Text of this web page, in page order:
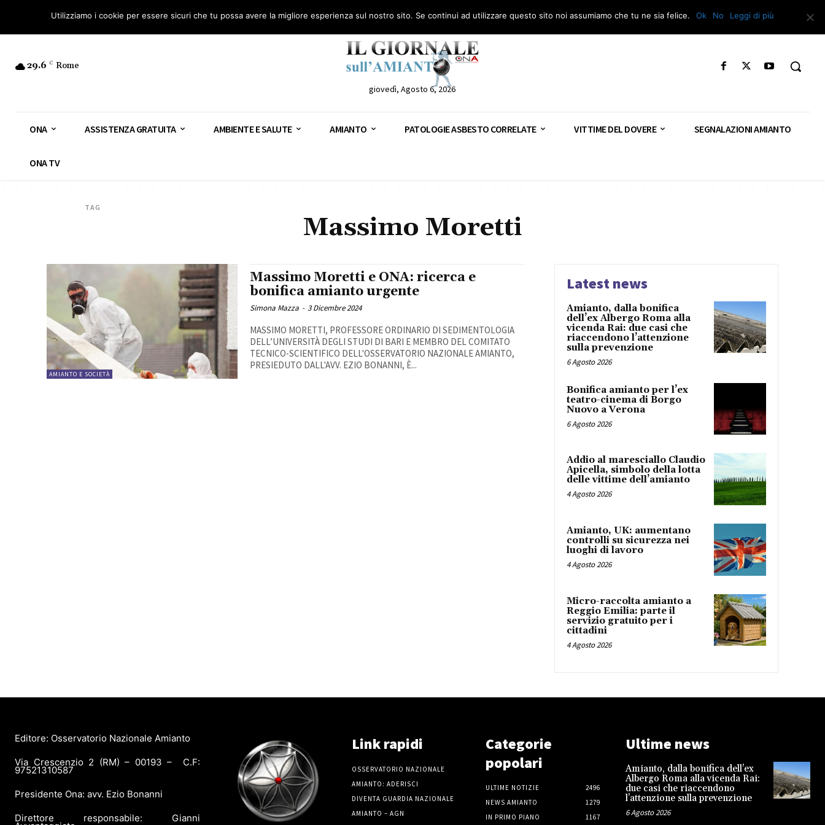
Osservatorio Nazionale Amianto: aderisci Diventa Guardia Nazionale Amianto – AGN Consulenza legale gratuita: civile, penale e lavoro Segnala – AGN Segnala – Repac
29.6 C Rome
giovedì, Agosto 6, 2026
ONA ASSISTENZA GRATUITA AMBIENTE E SALUTE AMIANTO PATOLOGIE ASBESTO CORRELATE VITTIME DEL DOVERE SEGNALAZIONI AMIANTO
ONA TV
TAG
Massimo Moretti
AMIANTO E SOCIETÀ
Massimo Moretti e ONA: ricerca e
bonifica amianto urgente
Simona Mazza - 3 Dicembre 2024
MASSIMO MORETTI, PROFESSORE ORDINARIO DI SEDIMENTOLOGIA
DELL’UNIVERSITÀ DEGLI STUDI DI BARI E MEMBRO DEL COMITATO
TECNICO-SCIENTIFICO DELL'OSSERVATORIO NAZIONALE AMIANTO,
PRESIEDUTO DALL'AVV. EZIO BONANNI, È...
Latest news
Amianto, dalla bonifica
dell’ex Albergo Roma alla
vicenda Rai: due casi che
riaccendono l’attenzione
sulla prevenzione
6 Agosto 2026
Bonifica amianto per l’ex
teatro-cinema di Borgo
Nuovo a Verona
6 Agosto 2026
Addio al maresciallo Claudio
Apicella, simbolo della lotta
delle vittime dell’amianto
4 Agosto 2026
Amianto, UK: aumentano
controlli su sicurezza nei
luoghi di lavoro
4 Agosto 2026
Micro-raccolta amianto a
Reggio Emilia: parte il
servizio gratuito per i
cittadini
4 Agosto 2026
Editore: Osservatorio Nazionale Amianto
Via Crescenzio 2 (RM) – 00193 – C.F:
97521310587
Presidente Ona: avv. Ezio Bonanni
Direttore responsabile: Gianni
Link rapidi
OSSERVATORIO NAZIONALE
AMIANTO: ADERISCI
DIVENTA GUARDIA NAZIONALE
AMIANTO – AGN
Categorie
popolari
ULTIME NOTIZIE
2496
NEWS AMIANTO
1279
IN PRIMO PIANO
1167
Ultime news
Amianto, dalla bonifica dell’ex
Albergo Roma alla vicenda Rai:
due casi che riaccendono
l’attenzione sulla prevenzione
6 Agosto 2026
Utilizziamo i cookie per essere sicuri che tu possa avere la migliore esperienza sul nostro sito. Se continui ad utilizzare questo sito noi assumiamo che tu ne sia felice. Ok No Leggi di più